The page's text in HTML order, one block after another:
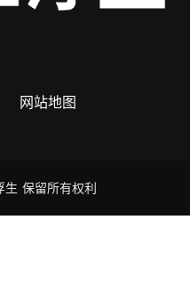
网站地图
保留所有权利